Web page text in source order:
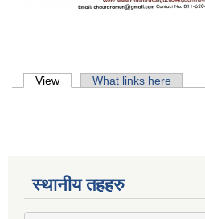
Primary tabs
View (active tab)What links here
स्थानीय तहहरु